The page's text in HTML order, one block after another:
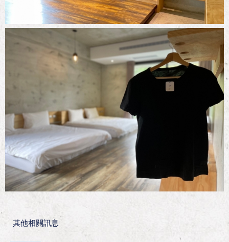
其他相關訊息